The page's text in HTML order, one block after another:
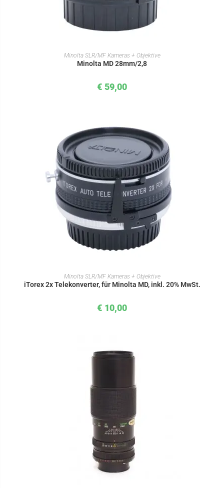
IN DEN WARENKORB
Minolta SLR/MF Kameras + Objektive
Minolta MD 28mm/2,8
€ 59,00
IN DEN WARENKORB
Minolta SLR/MF Kameras + Objektive
iTorex 2x Telekonverter, für Minolta MD, inkl. 20% MwSt.
€ 10,00